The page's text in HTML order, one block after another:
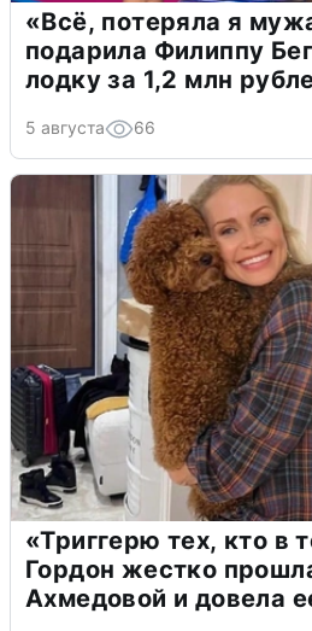
«Всё, потеряла я
подарила Филиппу
лодку за 1,2 млн
5 августа 66
«Триггерю тех, кто в
Гордон жестко
Ахмедовой и довела